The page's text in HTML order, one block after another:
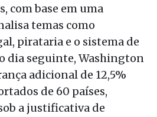
com base em uma
temas como
pirataria e o sistema de
dia seguinte, Washington
adicional de 12,5%
de 60 países,
a justificativa de